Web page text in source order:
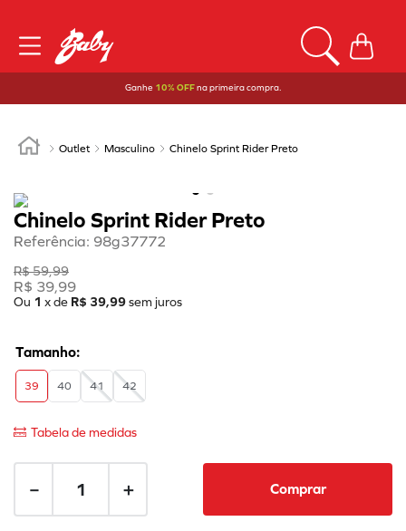
Ganhe 10% OFFna primeira compra.
Outlet Masculino Chinelo Sprint Rider Preto
Chinelo Sprint Rider Preto
Referência: 98g37772
R$59,99
R$ 39,99
Ou 1 x de R$ 39,99sem juros
39 40 41 42
Tabela de medidas
＋
－ Comprar